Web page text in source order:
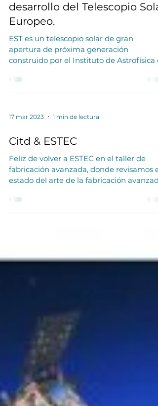
desarrollo del Telescopio
Europeo.
EST es un telescopio solar de gran
apertura de próxima generación
construido por el Instituto de Astrofísica
17 mar 2023 1 min de lectura
Citd & ESTEC
Feliz de volver a ESTEC en el taller de
fabricación avanzada, donde revisamos el
estado del arte de la fabricación